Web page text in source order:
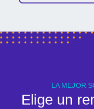
LA MEJOR
Elige un